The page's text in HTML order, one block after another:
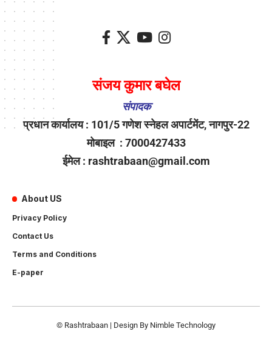
संजय कुमार बघेल
संपादक
प्रधान कार्यालय : 101/5 गणेश स्नेहल अपार्टमेंट, नागपुर-22
मोबाइल : 7000427433
ईमेल : rashtrabaan@gmail.com
About US
Privacy Policy
Contact Us
Terms and Conditions
E-paper
© Rashtrabaan | Design By Nimble Technology